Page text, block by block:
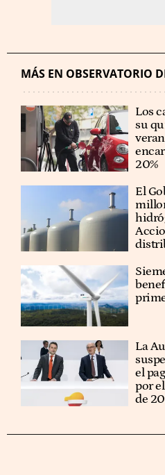
MÁS EN OBSERVATORIO
Los
su
20%
El
La
el
por
de